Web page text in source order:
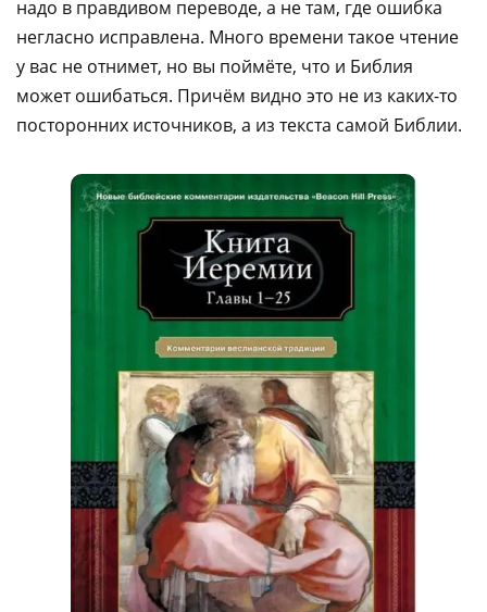
надо в правдивом переводе, а не там, где ошибка
негласно исправлена. Много времени такое чтение
у вас не отнимет, но вы поймёте, что и Библия
может ошибаться. Причём видно это не из каких-то
посторонних источников, а из текста самой Библии.